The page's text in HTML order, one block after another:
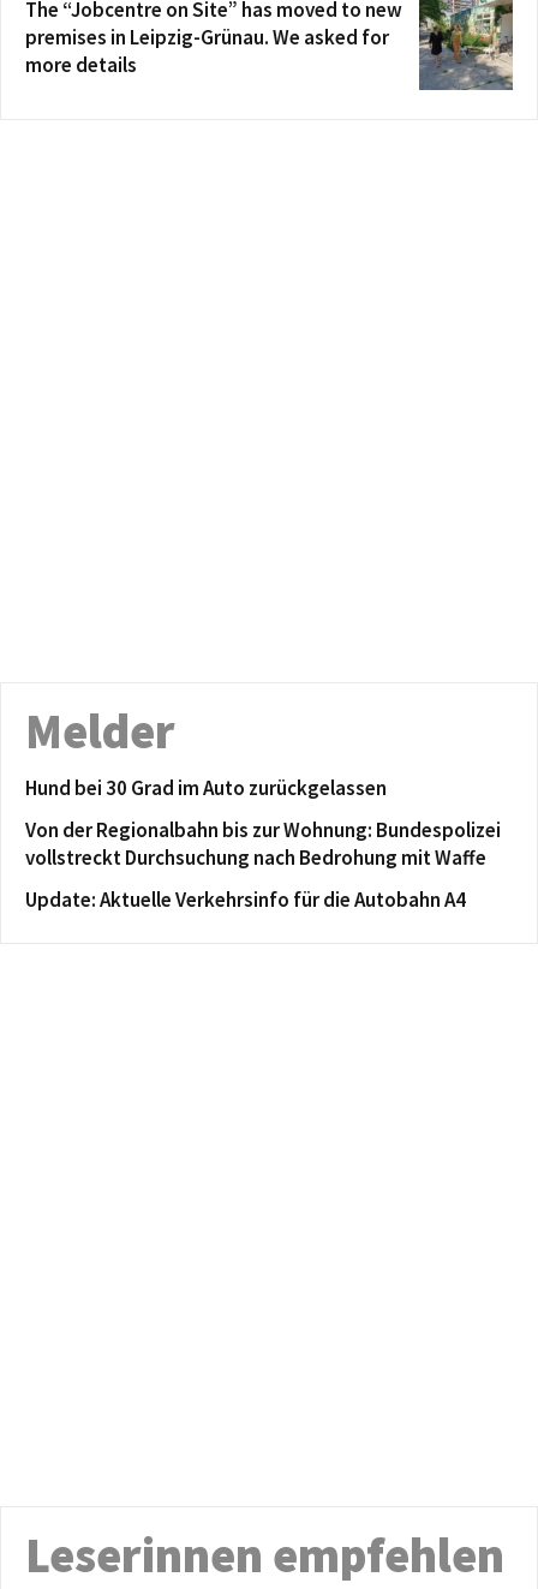
The “Jobcentre on Site” has moved to new
premises in Leipzig-Grünau. We asked for
more details
Melder
Hund bei 30 Grad im Auto zurückgelassen
Von der Regionalbahn bis zur Wohnung: Bundespolizei
vollstreckt Durchsuchung nach Bedrohung mit Waffe
Update: Aktuelle Verkehrsinfo für die Autobahn A4
Leserinnen empfehlen